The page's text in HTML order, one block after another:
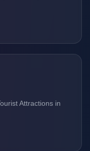
Attractions in